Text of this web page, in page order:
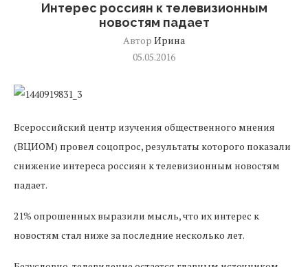
Интерес россиян к телевизионным
новостям падает
Автор Ирина
05.05.2016
Всероссийский центр изучения общественного мнения
(ВЦИОМ) провел соцопрос, результаты которого показали
снижение интереса россиян ктелевизионным новостям
падает.
21% опрошенных выразили мысль, что их интерес к
новостям стал ниже за последние несколько лет.